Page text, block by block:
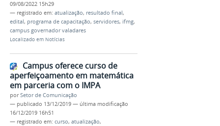
09/08/2022 15h29
— registrado em: atualização, resultado final,
edital, programa de capacitação, servidores, ifmg,
campus governador valadares
Localizado em Notícias
Campus oferece curso de
aperfeiçoamento em matemática
em parceria com o IMPA
porSetor de Comunicação
— publicado 13/12/2019 — última modificação
16/12/2019 16h51
— registrado em: curso, atualização,